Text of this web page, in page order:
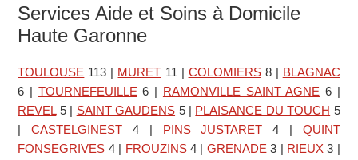
Services Aide et Soins à Domicile
Haute Garonne
TOULOUSE 113 | MURET 11 | COLOMIERS8 | BLAGNAC
6 | TOURNEFEUILLE 6 | RAMONVILLE SAINT AGNE 6 |
REVEL5 | SAINT GAUDENS 5 | PLAISANCE DU TOUCH 5
|CASTELGINEST 4 | PINS JUSTARET 4 | QUINT
FONSEGRIVES 4 | FROUZINS4 | GRENADE 3 | RIEUX3 |